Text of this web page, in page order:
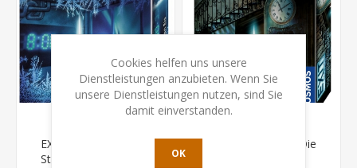
EXIT - Das Spiel - Die
Station im ewigen Eis
EXIT - Das Spiel - Die
Cookies helfen uns unsere
Dienstleistungen anzubieten. Wenn Sie
unsere Dienstleistungen nutzen, sind Sie
damit einverstanden.
OK